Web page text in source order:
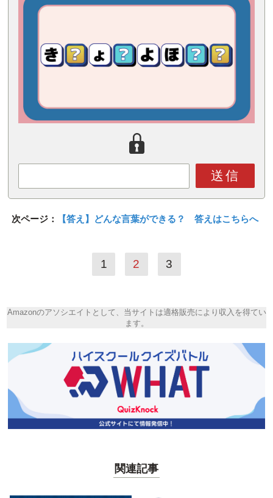
送信
次ページ： 【答え】どんな言葉ができる？ 答えはこちらへ
1 2 3
Amazonのアソシエイトとして、当サイトは適格販売により収入を得てい
ます。
関連記事